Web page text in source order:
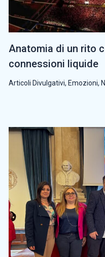
Anatomia di un rito
connessioni liquide
Articoli Divulgativi, Emozioni,